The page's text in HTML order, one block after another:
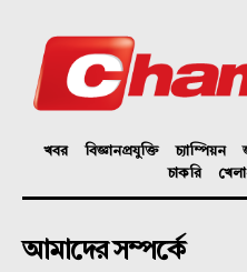
খবর বিজ্ঞানপ্রযুক্তি চ্যাম্পিয়ন
চাকরি
আমাদের সম্পর্কে